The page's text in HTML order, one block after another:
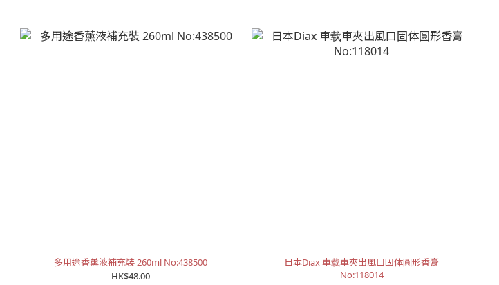
多用途香薰液補充裝 260ml No:438500
HK$48.00
日本Diax 車载車夾出風口固体圓形香膏
No:118014